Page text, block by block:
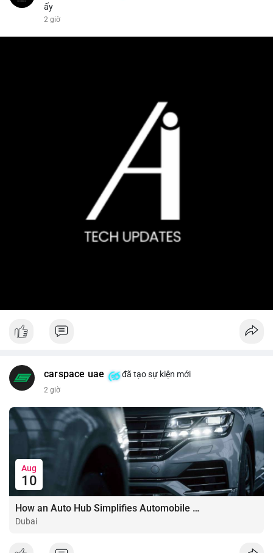
ấy
2 giờ
carspace uae đã tạo sự kiện mới
2 giờ
Aug
10
How an Auto Hub Simplifies Automobile Buying Services
Dubai